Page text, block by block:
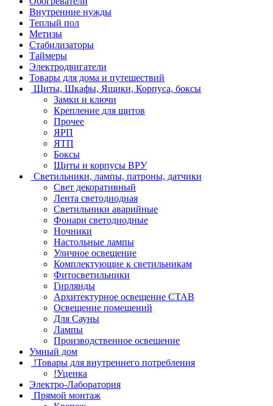
Внутренние нужды
Теплый пол
Метизы
Стабилизаторы
Таймеры
Электродвигатели
Товары для дома и путешествий
Щиты, Шкафы, Ящики, Корпуса, боксы
Замки и ключи
Крепление для щитов
Прочее
ЯРП
ЯТП
Боксы
Щиты и корпусы ВРУ
Светильники, лампы, патроны, датчики
Свет декоративный
Лента светодиодная
Светильники аварийные
Фонари светодиодные
Ночники
Настольные лампы
Уличное освещение
Комплектующие к светильникам
Фитосветильники
Гирлянды
Архитектурное освещение СТАВ
Освещение помещений
Для Сауны
Лампы
Производственное освешение
Умный дом
!Товары для внутреннего потребления
!Уценка
Электро-Лаборатория
Прямой монтаж